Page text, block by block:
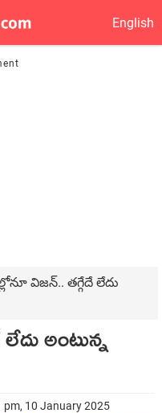
English
విజ‌న్‌.. తగ్గేదే లేదు
అంటున్న
pm, 10 January 2025